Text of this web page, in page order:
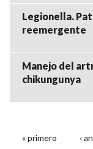
Legionella.
reemergente
Manejo del
chikungunya
« primero ‹